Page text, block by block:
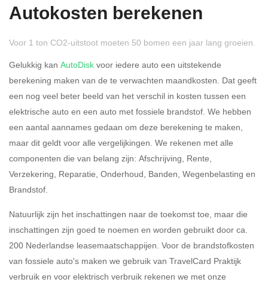
Rijdt u meer dan 500
kilometer privé?
Ja Nee
Belastingspercentage
37,07% (Belastbaar tot €
69.399,- )
Eigen bijdrage
Autokosten berekenen
Voor 1 ton CO2-uitstoot moeten 50 bomen een jaar lang groeien.
Gelukkig kan AutoDisk voor iedere auto een uitstekende
berekening maken van de te verwachten maandkosten. Dat geeft
een nog veel beter beeld van het verschil in kosten tussen een
elektrische auto en een auto met fossiele brandstof. We hebben
een aantal aannames gedaan om deze berekening te maken,
maar dit geldt voor alle vergelijkingen. We rekenen met alle
componenten die van belang zijn: Afschrijving, Rente,
Verzekering, Reparatie, Onderhoud, Banden, Wegenbelasting en
Brandstof.
Natuurlijk zijn het inschattingen naar de toekomst toe, maar die
inschattingen zijn goed te noemen en worden gebruikt door ca.
200 Nederlandse leasemaatschappijen. Voor de brandstofkosten
van fossiele auto's maken we gebruik van TravelCard Praktijk
verbruik en voor elektrisch verbruik rekenen we met onze